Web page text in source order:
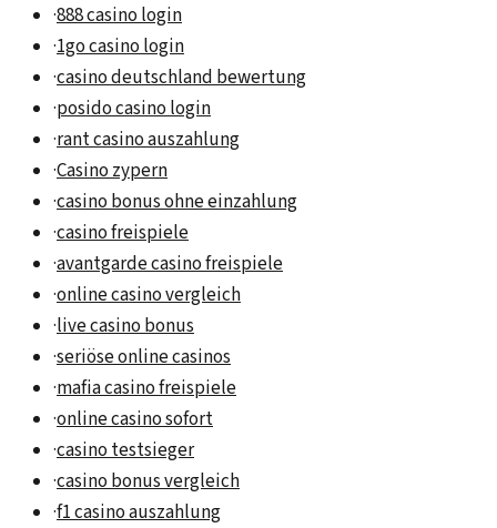
·888 casino login
·1go casino login
·casino deutschland bewertung
·posido casino login
·rant casino auszahlung
·Casino zypern
·casino bonus ohne einzahlung
·casino freispiele
·avantgarde casino freispiele
·online casino vergleich
·live casino bonus
·seriöse online casinos
·mafia casino freispiele
·online casino sofort
·casino testsieger
·casino bonus vergleich
·f1 casino auszahlung